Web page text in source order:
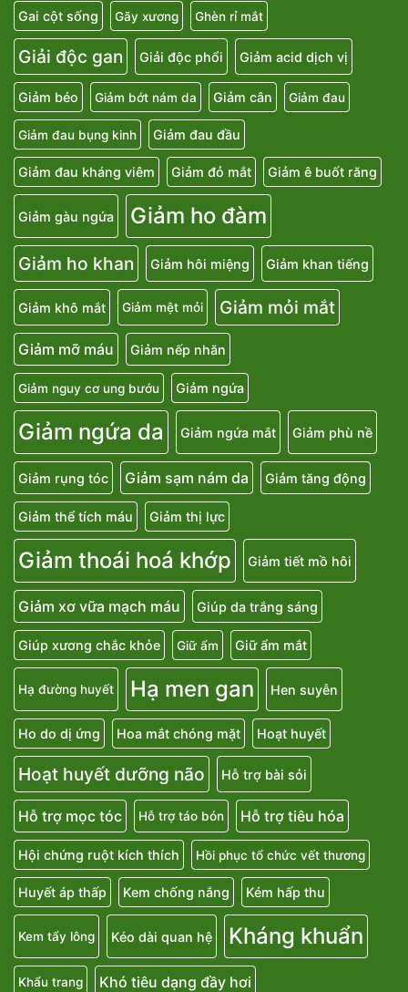
Gai cột sống Gãy xương Ghèn rỉ mắt
Giải độc gan Giải độc phổi Giảm acid dịch vị
Giảm béo Giảm bớt nám da Giảm cân Giảm đau
Giảm đau bụng kinh Giảm đau đầu
Giảm đau kháng viêm Giảm đỏ mắt Giảm ê buốt răng
Giảm gàu ngứa Giảm ho đàm
Giảm ho khan Giảm hôi miệng Giảm khan tiếng
Giảm khô mắt Giảm mệt mỏi Giảm mỏi mắt
Giảm mỡ máu Giảm nếp nhăn
Giảm nguy cơ ung bướu Giảm ngứa
Giảm ngứa da Giảm ngứa mắt Giảm phù nề
Giảm rụng tóc Giảm sạm nám da Giảm tăng động
Giảm thể tích máu Giảm thị lực
Giảm thoái hoá khớp Giảm tiết mồ hôi
Giảm xơ vữa mạch máu Giúp da trắng sáng
Giúp xương chắc khỏe Giữ ẩm Giữ ẩm mắt
Hạ đường huyết Hạ men gan Hen suyễn
Ho do dị ứng Hoa mắt chóng mặt Hoạt huyết
Hoạt huyết dưỡng não Hỗ trợ bài sỏi
Hỗ trợ mọc tóc Hỗ trợ táo bón Hỗ trợ tiêu hóa
Hội chứng ruột kích thích Hồi phục tổ chức vết thương
Huyết áp thấp Kem chống nắng Kém hấp thu
Kem tẩy lông Kéo dài quan hệ Kháng khuẩn
Khẩu trang Khó tiêu dạng đầy hơi